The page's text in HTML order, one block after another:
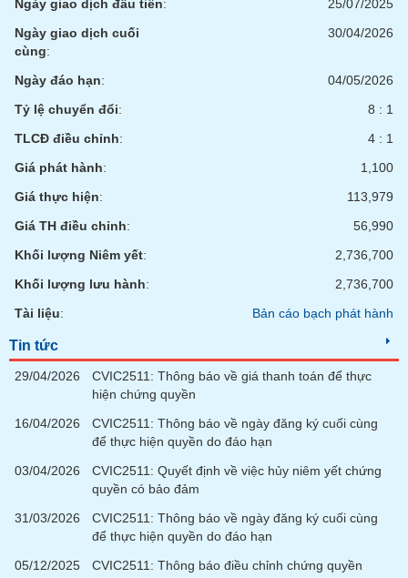
Ngày giao dịch đầu tiên:
25/07/2025
Ngày giao dịch cuối
cùng:
30/04/2026
Ngày đáo hạn:
04/05/2026
Tỷ lệ chuyển đổi:
8 : 1
TLCĐ điều chỉnh:
4 : 1
Giá phát hành:
1,100
Giá thực hiện:
113,979
Giá TH điều chỉnh:
56,990
Khối lượng Niêm yết:
2,736,700
Khối lượng lưu hành:
2,736,700
Tài liệu: Bản cáo bạch phát hành
Tin tức
29/04/2026
CVIC2511: Thông báo về giá thanh toán để thực
hiện chứng quyền
16/04/2026
CVIC2511: Thông báo về ngày đăng ký cuối cùng
để thực hiện quyền do đáo hạn
03/04/2026
CVIC2511: Quyết định về việc hủy niêm yết chứng
quyền có bảo đảm
31/03/2026
CVIC2511: Thông báo về ngày đăng ký cuối cùng
để thực hiện quyền do đáo hạn
05/12/2025
CVIC2511: Thông báo điều chỉnh chứng quyền